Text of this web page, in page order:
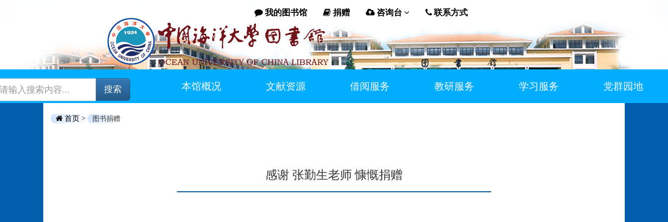
我的图书馆 捐赠 咨询台 联系方式
搜索 本馆概况 文献资源 借阅服务 教研服务 学习服务 党群园地
首页 > 图书捐赠
感谢 张勤生老师 慷慨捐赠